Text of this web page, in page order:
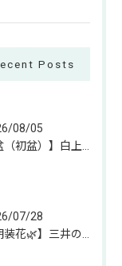
Posts
08/05
07/28